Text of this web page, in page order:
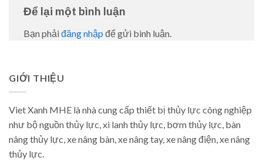
Để lại một bình luận
Bạn phải đăng nhập để gửi bình luận.
GIỚI THIỆU
Viet Xanh MHE là nhà cung cấp thiết bị thủy lực công nghiệp
như bộ nguồn thủy lực, xi lanh thủy lực, bơm thủy lực, bàn
nâng thủy lực, xe nâng bàn, xe nâng tay, xe nâng điện, xe nâng
thủy lực.